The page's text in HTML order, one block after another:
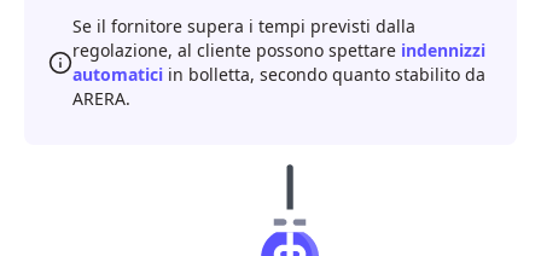
Se il fornitore supera i tempi previsti dalla
regolazione, al cliente possono spettare indennizzi
automatici in bolletta, secondo quanto stabilito da
ARERA.